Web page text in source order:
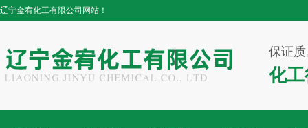
辽宁金宥化工有限公司网站！
保证
化